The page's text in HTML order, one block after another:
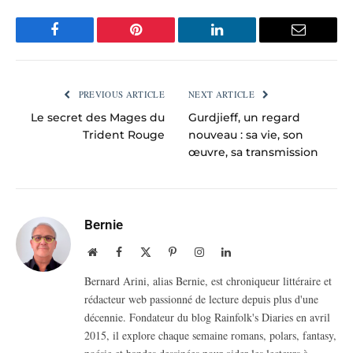
Facebook Pinterest LinkedIn Email
PREVIOUS ARTICLE
Le secret des Mages du
Trident Rouge
NEXT ARTICLE
Gurdjieff, un regard
nouveau : sa vie, son
œuvre, sa transmission
Bernie
WebsiteFacebook PinterestInstagramLinkedIn
Bernard Arini, alias Bernie, est chroniqueur littéraire et
rédacteur web passionné de lecture depuis plus d'une
décennie. Fondateur du blog Rainfolk's Diaries en avril
2015, il explore chaque semaine romans, polars, fantasy,